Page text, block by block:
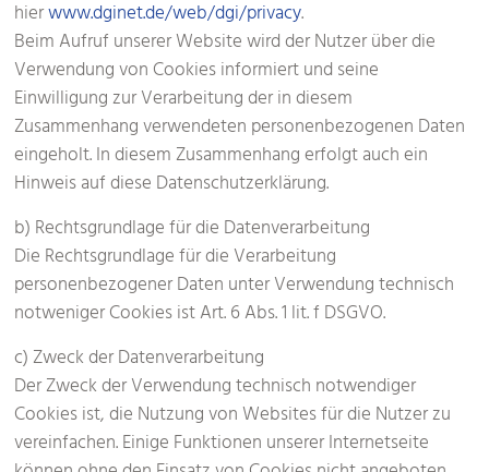
hierwww.dginet.de/web/dgi/privacy.
Beim Aufruf unserer Website wird der Nutzer über die
Verwendung von Cookies informiert und seine
Einwilligung zur Verarbeitung der in diesem
Zusammenhang verwendeten personenbezogenen Daten
eingeholt. In diesem Zusammenhang erfolgt auch ein
Hinweis auf diese Datenschutzerklärung.
b) Rechtsgrundlage für die Datenverarbeitung
Die Rechtsgrundlage für die Verarbeitung
personenbezogener Daten unter Verwendung technisch
notweniger Cookies ist Art. 6 Abs. 1 lit. f DSGVO.
c) Zweck der Datenverarbeitung
Der Zweck der Verwendung technisch notwendiger
Cookies ist, die Nutzung von Websites für die Nutzer zu
vereinfachen. Einige Funktionen unserer Internetseite